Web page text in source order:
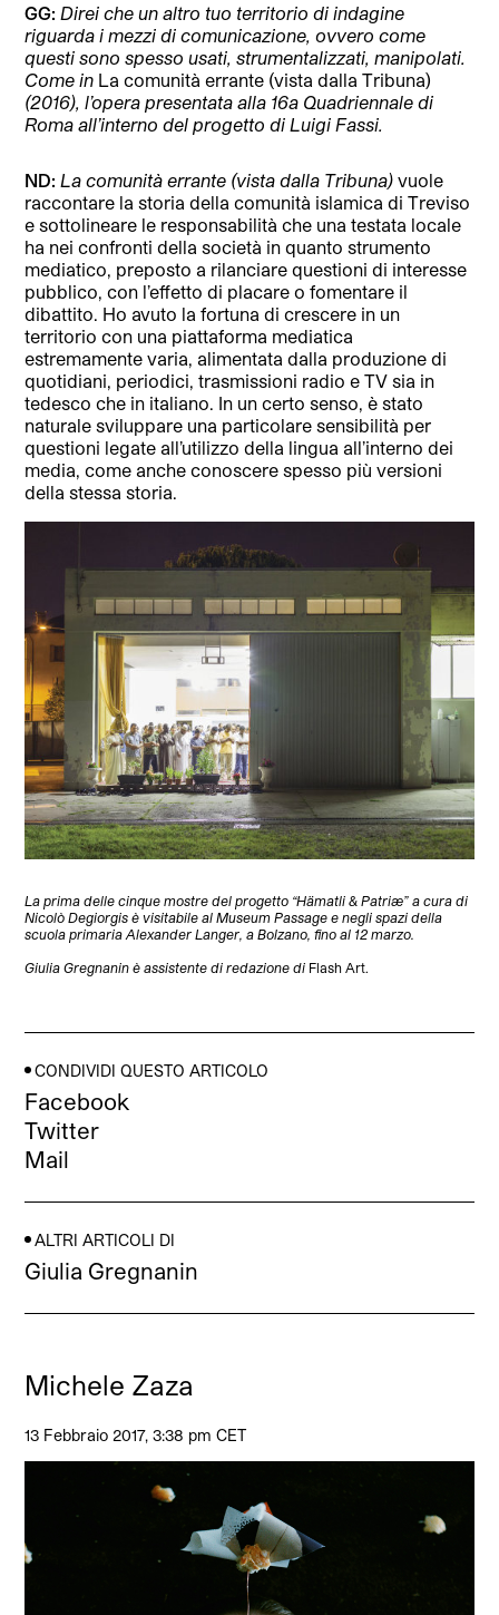
GG: Direi che un altro tuo territorio di indagine
riguarda i mezzi di comunicazione, ovvero come
questi sono spesso usati, strumentalizzati, manipolati.
Come in La comunità errante (vista dalla Tribuna)
(2016), l’opera presentata alla 16a Quadriennale di
Roma all’interno del progetto di Luigi Fassi.
ND: La comunità errante (vista dalla Tribuna) vuole
raccontare la storia della comunità islamica di Treviso
e sottolineare le responsabilità che una testata locale
ha nei confronti della società in quanto strumento
mediatico, preposto a rilanciare questioni di interesse
pubblico, con l’effetto di placare o fomentare il
dibattito. Ho avuto la fortuna di crescere in un
territorio con una piattaforma mediatica
estremamente varia, alimentata dalla produzione di
quotidiani, periodici, trasmissioni radio e TV sia in
tedesco che in italiano. In un certo senso, è stato
naturale sviluppare una particolare sensibilità per
questioni legate all’utilizzo della lingua all’interno dei
media, come anche conoscere spesso più versioni
della stessa storia.
La prima delle cinque mostre del progetto “Hämatli & Patriæ” a cura di
Nicolò Degiorgis è visitabile al Museum Passage e negli spazi della
scuola primaria Alexander Langer, a Bolzano, fino al 12 marzo.
Giulia Gregnanin è assistente di redazione di Flash Art.
CONDIVIDI QUESTO ARTICOLO
Facebook
Twitter
Mail
ALTRI ARTICOLI DI
Giulia Gregnanin
Michele Zaza
13 Febbraio 2017, 3:38 pm CET